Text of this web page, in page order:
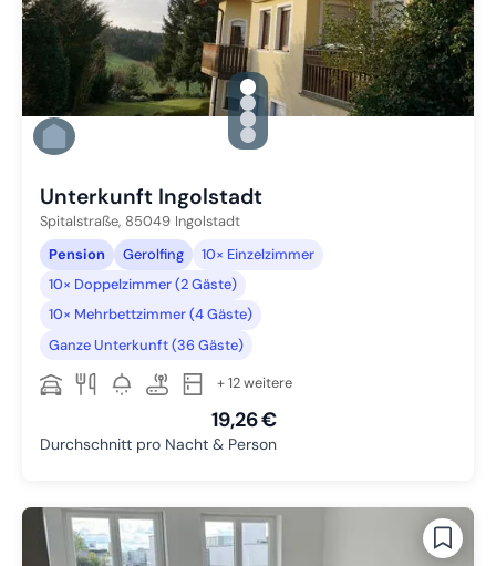
gallery.slide_selector
Zu Slide 1 wechseln
Zu Slide 2 wechseln
Zu Slide 3 wechseln
Zu Slide 4 wechseln
Unterkunft Ingolstadt
Spitalstraße, 85049 Ingolstadt
Pension
Gerolfing
10× Einzelzimmer
10× Doppelzimmer (2 Gäste)
10× Mehrbettzimmer (4 Gäste)
Ganze Unterkunft (36 Gäste)
+ 12 weitere
19,26 €
Durchschnitt pro Nacht & Person